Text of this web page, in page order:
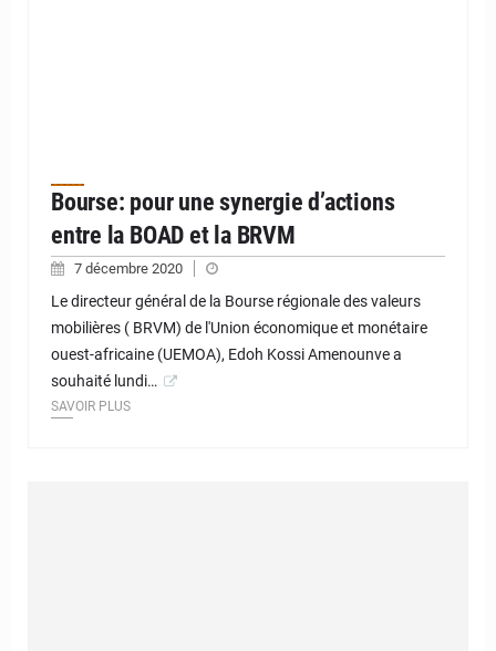
Bourse: pour une synergie d’actions
entre la BOAD et la BRVM
7 décembre 2020
Le directeur général de la Bourse régionale des valeurs
mobilières ( BRVM) de l'Union économique et monétaire
ouest-africaine (UEMOA), Edoh Kossi Amenounve a
souhaité lundi…
SAVOIR PLUS